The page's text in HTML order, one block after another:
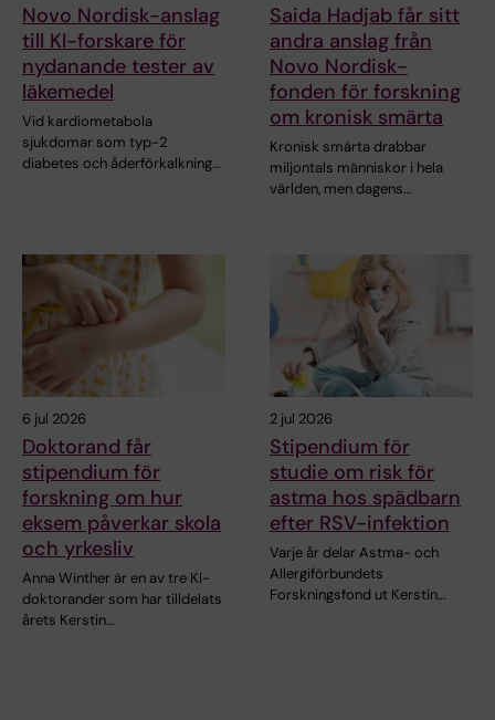
Novo Nordisk-anslag
till KI-forskare för
nydanande tester av
läkemedel
Vid kardiometabola
sjukdomar som typ-2
diabetes och åderförkalkning…
Saida Hadjab får sitt
andra anslag från
Novo Nordisk-
fonden för forskning
om kronisk smärta
Kronisk smärta drabbar
miljontals människor i hela
världen, men dagens…
6 jul 2026
Doktorand får
stipendium för
forskning om hur
eksem påverkar skola
och yrkesliv
Anna Winther är en av tre KI-
doktorander som har tilldelats
årets Kerstin…
2 jul 2026
Stipendium för
studie om risk för
astma hos spädbarn
efter RSV-infektion
Varje år delar Astma- och
Allergiförbundets
Forskningsfond ut Kerstin…